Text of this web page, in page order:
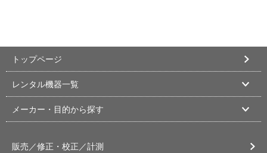
トップページ
レンタル機器一覧
メーカー・目的から探す
販売／修正・校正／計測